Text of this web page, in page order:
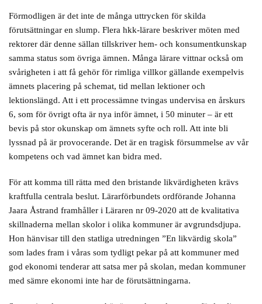
Förmodligen är det inte de många uttrycken för skilda
förutsättningar en slump. Flera hkk-lärare beskriver möten med
rektorer där denne sällan tillskriver hem- och konsumentkunskap
samma status som övriga ämnen. Många lärare vittnar också om
svårigheten i att få gehör för rimliga villkor gällande exempelvis
ämnets placering på schemat, tid mellan lektioner och
lektionslängd. Att i ett processämne tvingas undervisa en årskurs
6, som för övrigt ofta är nya inför ämnet, i 50 minuter – är ett
bevis på stor okunskap om ämnets syfte och roll. Att inte bli
lyssnad på är provocerande. Det är en tragisk försummelse av vår
kompetens och vad ämnet kan bidra med.
För att komma till rätta med den bristande likvärdigheten krävs
kraftfulla centrala beslut. Lärarförbundets ordförande Johanna
Jaara Åstrand framhåller i Läraren nr 09-2020 att de kvalitativa
skillnaderna mellan skolor i olika kommuner är avgrundsdjupa.
Hon hänvisar till den statliga utredningen ”En likvärdig skola”
som lades fram i våras som tydligt pekar på att kommuner med
god ekonomi tenderar att satsa mer på skolan, medan kommuner
med sämre ekonomi inte har de förutsättningarna.